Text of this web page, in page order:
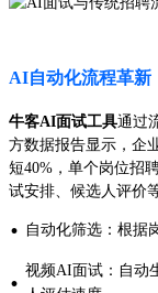
AI自动化流程革新
牛客AI面试工具通过
方数据报告显示，企
短40%，单个岗位招
试安排、候选人评价
· 自动化筛选：根据
· 视频AI面试：自动